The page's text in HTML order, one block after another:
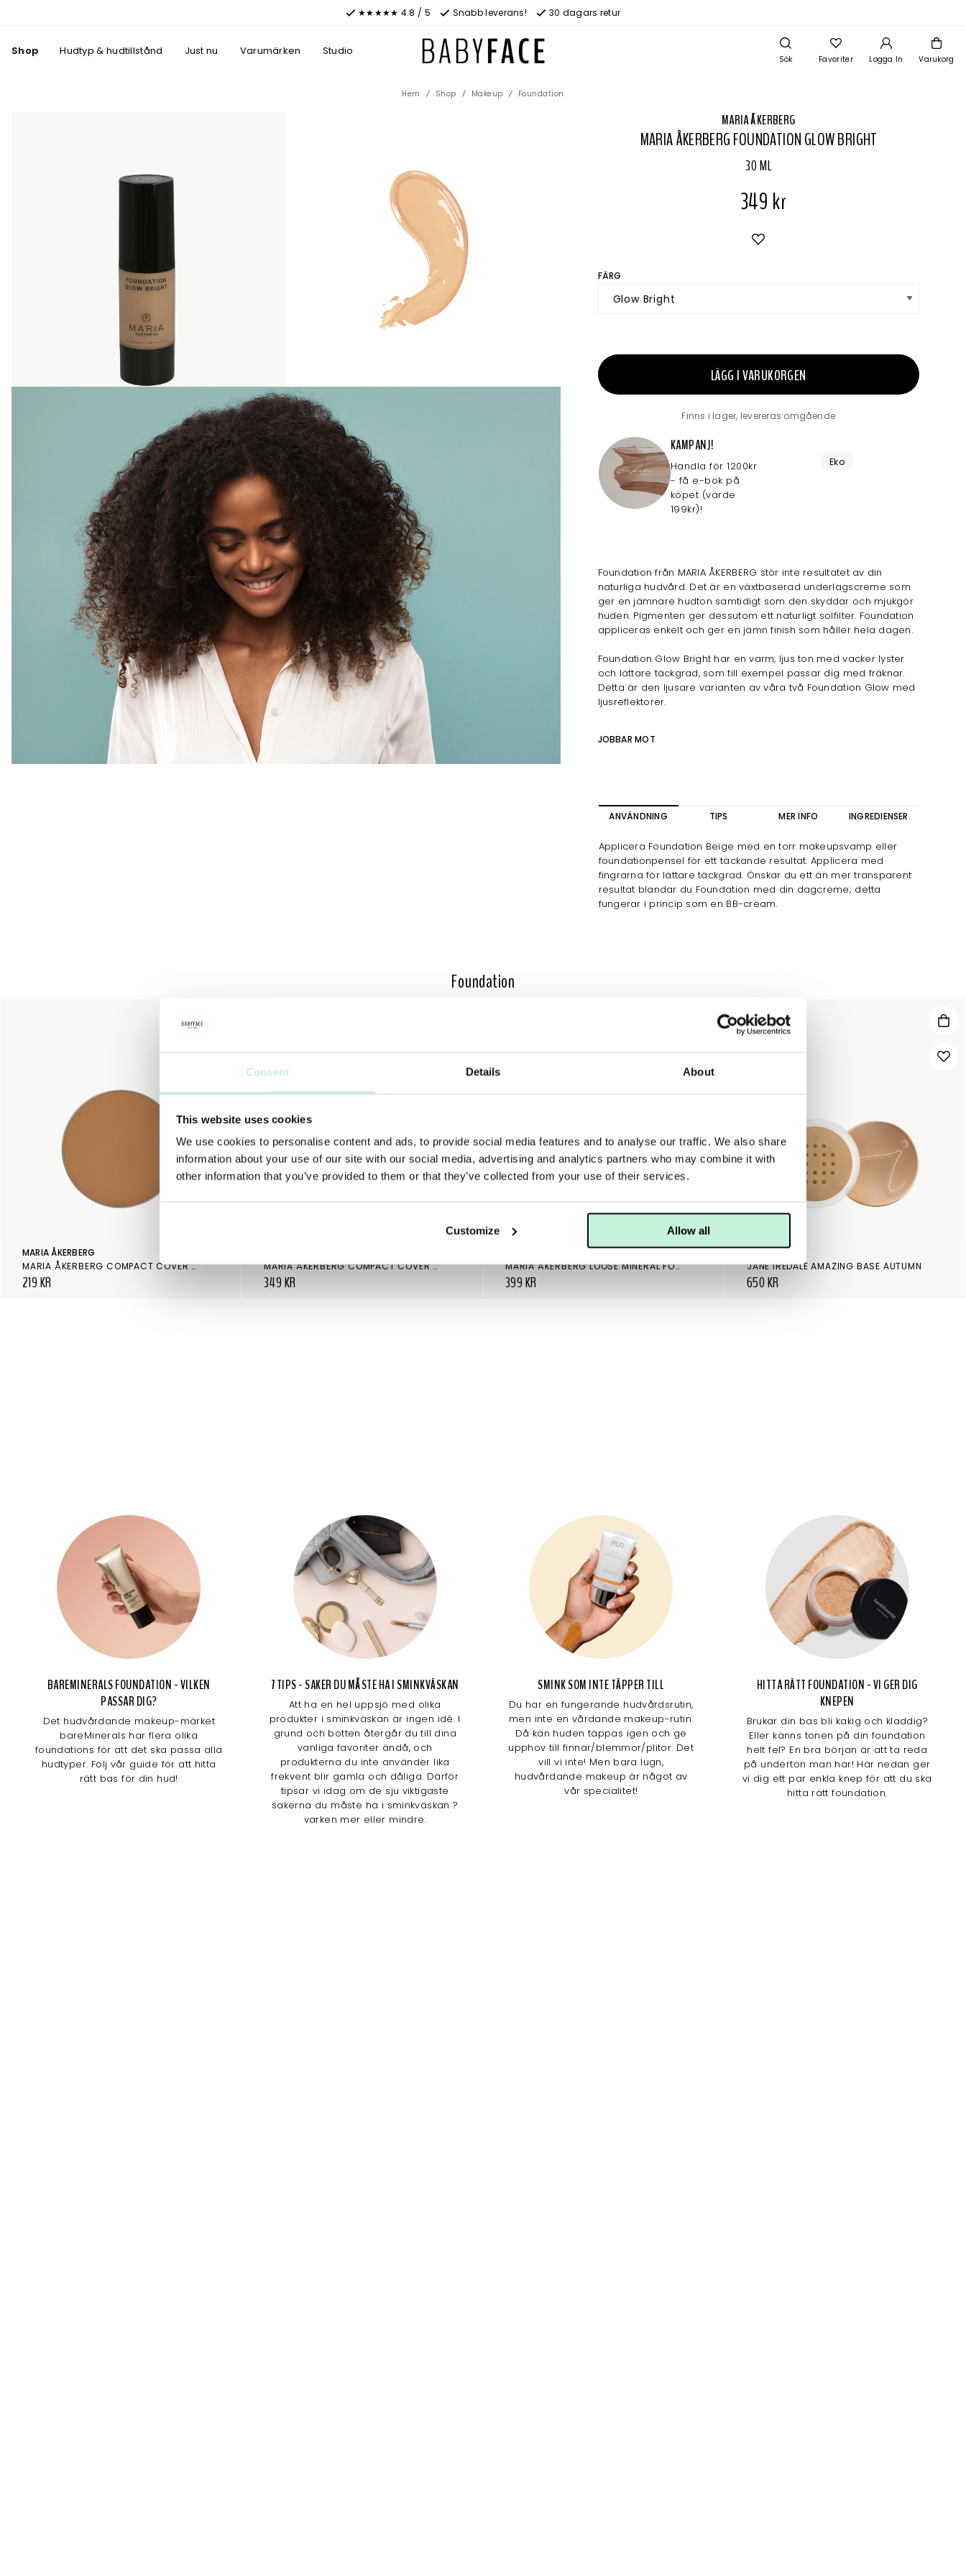
Consent Details About
This website uses cookies
We use cookies to personalise content and ads, to provide social media features and to analyse our traffic. We also share
information about your use of our site with our social media, advertising and analytics partners who may combine it with
other information that you’ve provided to them or that they’ve collected from your use of their services.
Customize Allow all
★★★★★ 4.8 / 5 Snabb leverans! 30 dagars retur
Shop Hudtyp & hudtillstånd Just nu Varumärken Studio
Varukorg
Logga In
Favoriter
Sök
Hem Shop Makeup Foundation
MARIA ÅKERBERG
MARIA ÅKERBERG FOUNDATION GLOW BRIGHT
30 ML
349 kr
FÄRG
LÄGG I VARUKORGEN
Finns i lager, levereras omgående
KAMPANJ!
Handla för 1200kr
- få e-bok på
köpet (värde
199kr)!
Eko
Foundation från MARIA ÅKERBERG stör inte resultatet av din
naturliga hudvård. Det är en växtbaserad underlagscreme som
ger en jämnare hudton samtidigt som den skyddar och mjukgör
huden. Pigmenten ger dessutom ett naturligt solfilter. Foundation
appliceras enkelt och ger en jämn finish som håller hela dagen.
Foundation Glow Bright har en varm, ljus ton med vacker lyster
och lättare täckgrad, som till exempel passar dig med fräknar.
Detta är den ljusare varianten av våra två Foundation Glow med
ljusreflektorer.
JOBBAR MOT
ANVÄNDNING TIPS MER INFO INGREDIENSER
Applicera Foundation Beige med en torr makeupsvamp eller
foundationpensel för ett täckande resultat. Applicera med
fingrarna för lättare täckgrad. Önskar du ett än mer transparent
resultat blandar du Foundation med din dagcreme; detta
fungerar i princip som en BB-cream.
Foundation
MARIA ÅKERBERG
MARIA ÅKERBERG COMPACT COVER REFILL STICKER DEEP TAN
219 KR
MARIA ÅKERBERG COMPACT COVER CAPPUCCINO
349 KR
MARIA ÅKERBERG LOOSE MINERAL FOUNDATION SPF 25 BEIGE
399 KR
JANE IREDALE
JANE IREDALE AMAZING BASE AUTUMN
650 KR
BAREMINERALS FOUNDATION - VILKEN
PASSAR DIG?
Det hudvårdande makeup-märket
bareMinerals har flera olika
foundations för att det ska passa alla
hudtyper. Följ vår guide för att hitta
rätt bas för din hud!
7 TIPS - SAKER DU MÅSTE HA I SMINKVÄSKAN
Att ha en hel uppsjö med olika
produkter i sminkväskan är ingen idé. I
grund och botten återgår du till dina
vanliga favoriter ändå, och
produkterna du inte använder lika
frekvent blir gamla och dåliga. Därför
tipsar vi idag om de sju viktigaste
sakerna du måste ha i sminkväskan ?
varken mer eller mindre.
SMINK SOM INTE TÄPPER TILL
Du har en fungerande hudvårdsrutin,
men inte en vårdande makeup-rutin.
Då kan huden täppas igen och ge
upphov till finnar/blemmor/plitor. Det
vill vi inte! Men bara lugn,
hudvårdande makeup är något av
vår specialitet!
HITTA RÄTT FOUNDATION - VI GER DIG
KNEPEN
Brukar din bas bli kakig och kladdig?
Eller känns tonen på din foundation
helt fel? En bra början är att ta reda
på underton man har! Här nedan ger
vi dig ett par enkla knep för att du ska
hitta rätt foundation.